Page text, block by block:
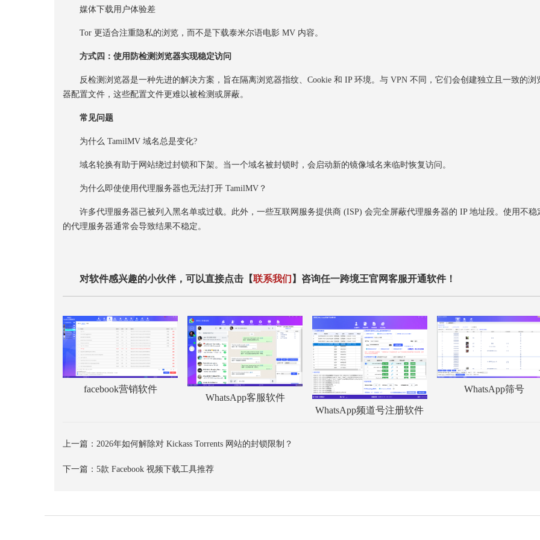
媒体下载用户体验差
Tor 更适合注重隐私的浏览，而不是下载泰米尔语电影 MV 内容。
方式四：使用防检测浏览器实现稳定访问
反检测浏览器是一种先进的解决方案，旨在隔离浏览器指纹、Cookie 和 IP 环境。与 VPN 不同，它们会创建独立且一致的浏
器配置文件，这些配置文件更难以被检测或屏蔽。
常见问题
为什么 TamilMV 域名总是变化?
域名轮换有助于网站绕过封锁和下架。当一个域名被封锁时，会启动新的镜像域名来临时恢复访问。
为什么即使使用代理服务器也无法打开 TamilMV？
许多代理服务器已被列入黑名单或过载。此外，一些互联网服务提供商 (ISP) 会完全屏蔽代理服务器的 IP 地址段。使用不稳
的代理服务器通常会导致结果不稳定。
对软件感兴趣的小伙伴，可以直接点击【联系我们 】咨询任一跨境王官网客服开通软件！
facebook营销软件
WhatsApp客服软件
WhatsApp频道号注册软件
WhatsApp筛号
上一篇：2026年如何解除对 Kickass Torrents 网站的封锁限制？
下一篇：5款 Facebook 视频下载工具推荐